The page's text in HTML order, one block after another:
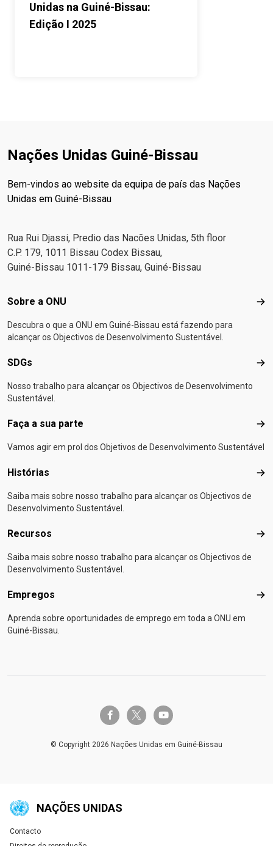
Unidas na Guiné-Bissau:
Edição I 2025
Nações Unidas Guiné-Bissau
Bem-vindos ao website da equipa de país das Nações
Unidas em Guiné-Bissau
Rua Rui Djassi, Predio das Nacões Unidas, 5th floor
C.P. 179, 1011 Bissau Codex Bissau,
Guiné-Bissau 1011-179 Bissau, Guiné-Bissau
Footer menu
Sobre a ONU
Descubra o que a ONU em Guiné-Bissau está fazendo para
alcançar os Objectivos de Desenvolvimento Sustentável.
SDGs
Nosso trabalho para alcançar os Objectivos de Desenvolvimento
Sustentável.
Faça a sua parte
Vamos agir em prol dos Objetivos de Desenvolvimento Sustentável
Histórias
Saiba mais sobre nosso trabalho para alcançar os Objectivos de
Desenvolvimento Sustentável.
Recursos
Saiba mais sobre nosso trabalho para alcançar os Objectivos de
Desenvolvimento Sustentável.
Empregos
Aprenda sobre oportunidades de emprego em toda a ONU em
Guiné-Bissau.
facebook-ftwitter-x youtube
© Copyright 2026 Nações Unidas em Guiné-Bissau
NAÇÕES UNIDAS
Global U.N. menu
Contacto